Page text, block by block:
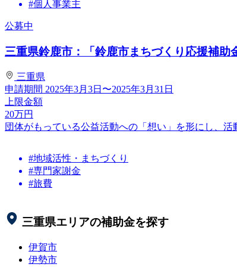
#個人事業主
公募中
三重県鈴鹿市：「鈴鹿市まちづくり応援補助
三重県
申請期間 2025年3月3日〜2025年3月31日
上限金額
20万円
団体がもっている公益活動への「想い」を形にし、
#地域活性・まちづくり
#専門家謝金
#旅費
三重県エリアの補助金を探す
伊賀市
伊勢市